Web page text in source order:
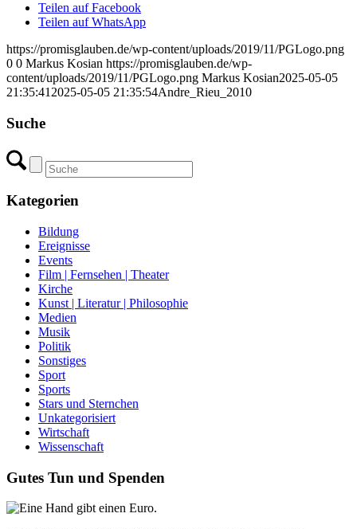
Teilen auf Facebook
Teilen auf WhatsApp
https://promisglauben.de/wp-content/uploads/2019/11/PGLogo.png
0 0 Markus Kosian https://promisglauben.de/wp-
content/uploads/2019/11/PGLogo.png Markus Kosian2025-05-05
21:35:41 2025-05-05 21:35:54Andre_Rieu_2010
Suche
Kategorien
Bildung
Ereignisse
Events
Film | Fernsehen | Theater
Kirche
Kunst | Literatur | Philosophie
Medien
Musik
Politik
Sonstiges
Sport
Sports
Stars und Sternchen
Unkategorisiert
Wirtschaft
Wissenschaft
Gutes Tun und Spenden